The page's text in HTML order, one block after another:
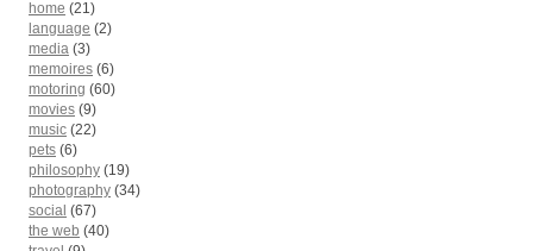
home (21)
language (2)
media (3)
memoires (6)
motoring (60)
movies (9)
music (22)
pets (6)
philosophy (19)
photography (34)
social (67)
the web (40)